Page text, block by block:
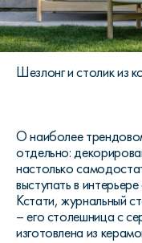
Шезлонг и столик из
О наиболее
отдельно:
настолько
выступать в
Кстати, журнальный
– его столешница с
изготовлена из